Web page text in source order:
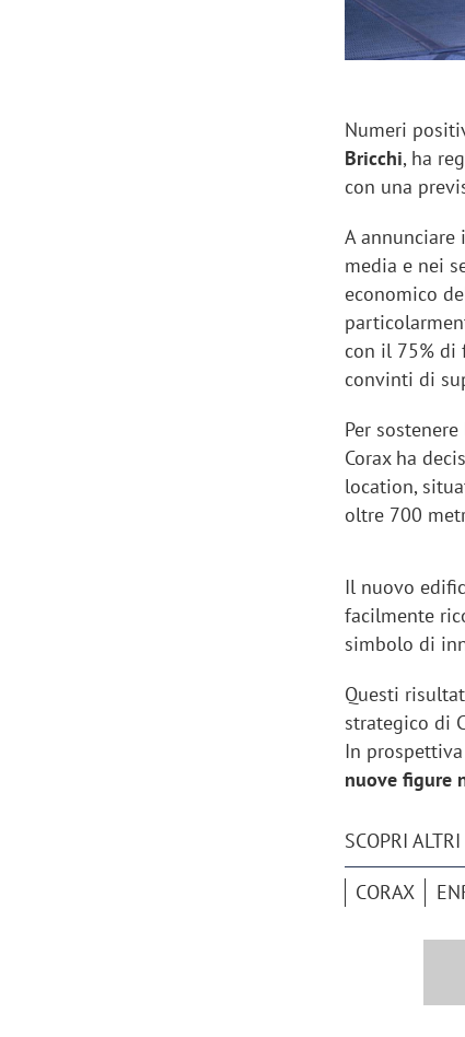
Numeri
Bricchi, ha
con una
A
media e nei
economico
con il 75% di
convinti di
Per
Corax ha
location,
oltre 700
Il nuovo
facilmente
simbolo di
Questi
strategico di
In
nuove figure
SCOPRI
CORAX